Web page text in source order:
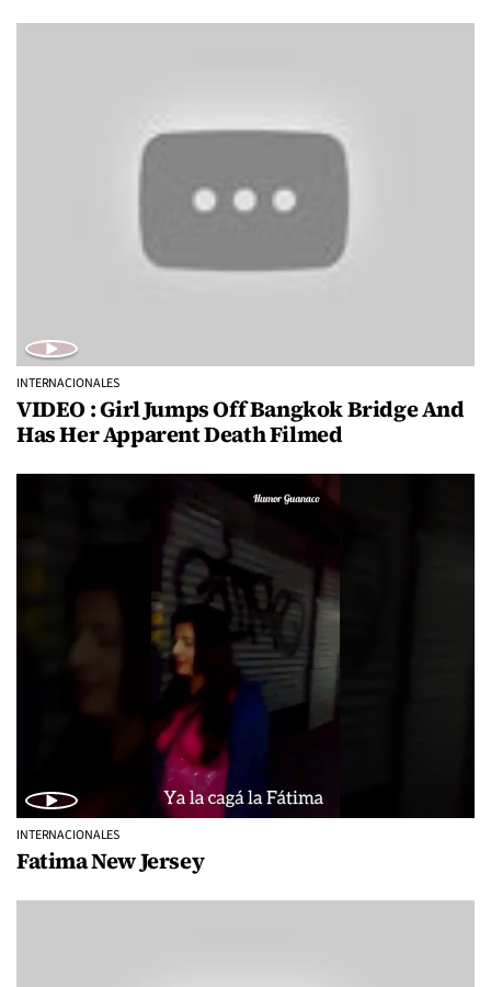
INTERNACIONALES
VIDEO : Girl Jumps Off Bangkok Bridge And
Has Her Apparent Death Filmed
INTERNACIONALES
Fatima New Jersey